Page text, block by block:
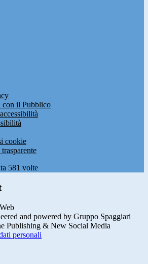
il Pubblico
cookie
581 volte
and powered by Gruppo Spaggiari
Publishing & New Social Media
personali